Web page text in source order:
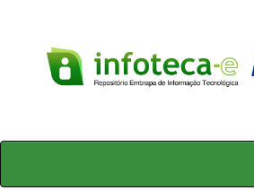
Skip